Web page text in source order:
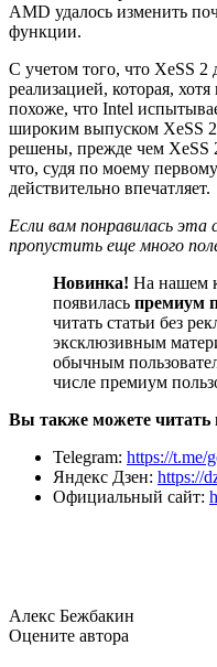
AMD удалось изменить
функции.
С учетом того, что XeSS 2
реализацией, которая,
похоже, что Intel
широким выпуском XeSS
решены, прежде чем XeSS
что, судя по моему
действительно впечатляет.
Если вам понравилась
пропустить еще много
Новинка! На нашем
появилась премиум
читать статьи без
эксклюзивным
обычным
числе премиум
Вы также можете
Telegram: https://t.me/
Яндекс Дзен: https://
Официальный сайт:
Алекс Бежбакин
Оцените автора